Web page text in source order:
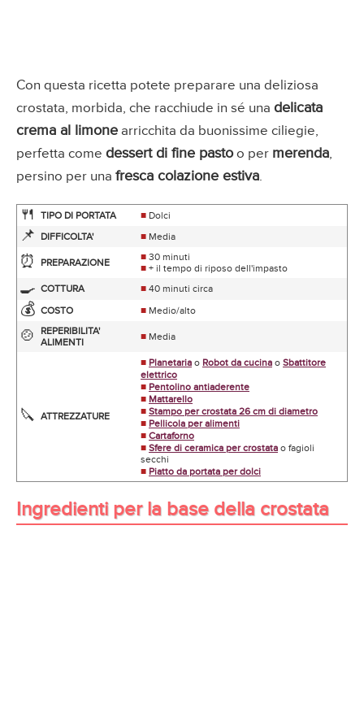
Con questa ricetta potete preparare una deliziosa
crostata, morbida, che racchiude in sé una delicata
crema al limone arricchita da buonissime ciliegie,
perfetta come dessert di fine pastoo per merenda,
persino per una fresca colazione estiva.
🍴 TIPO DI PORTATA ■ Dolci
📌 DIFFICOLTA' ■ Media
⏰ PREPARAZIONE ■ 30 minuti
■ + il tempo di riposo dell'impasto
🍳 COTTURA ■ 40 minuti circa
💰 COSTO ■ Medio/alto
🍲
REPERIBILITA'
ALIMENTI
■ Media
🔪 ATTREZZATURE
■ Planetaria o Robot da cucina o Sbattitore
elettrico
■ Pentolino antiaderente
■ Mattarello
■ Stampo per crostata 26 cm di diametro
■ Pellicola per alimenti
■ Cartaforno
■ Sfere di ceramica per crostata o fagioli
secchi
■ Piatto da portata per dolci
Ingredienti per la base della crostata